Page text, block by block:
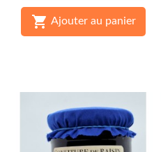
 Ajouter au panier